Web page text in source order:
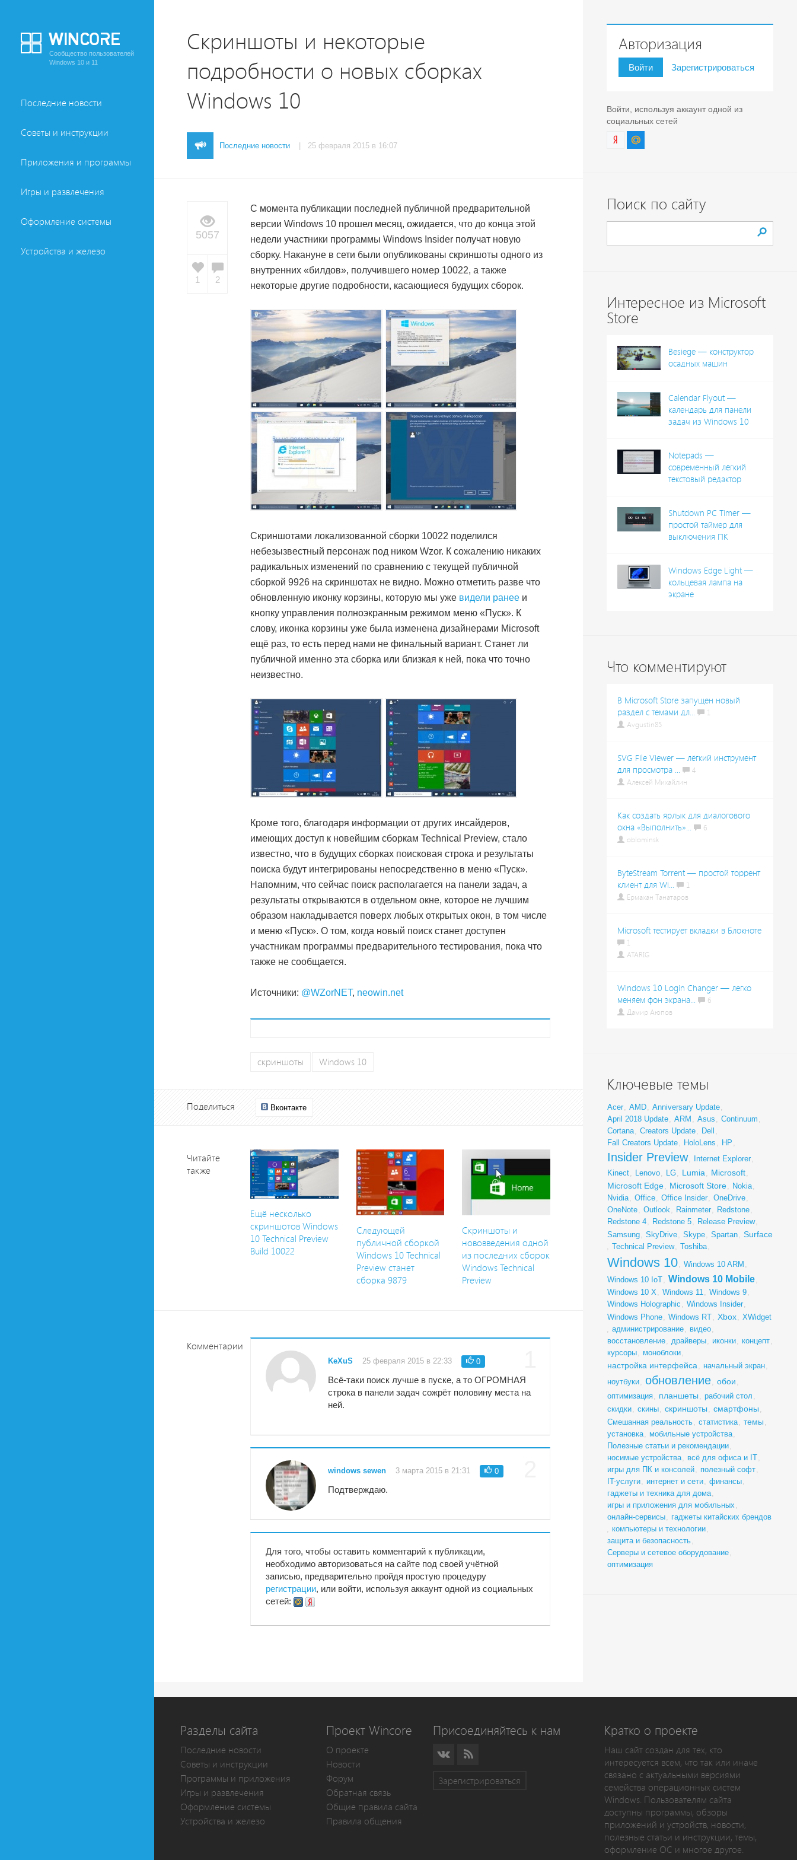
Сообщество пользователей
Windows 10 и 11
Последние новости
Советы и инструкции
Приложения и программы
Игры и развлечения
Оформление системы
Устройства и железо
Скриншоты и некоторые
подробности о новых сборках
Windows 10
Последние новости | 25 февраля 2015 в 16:07
5057
1 2
С момента публикации последней публичной предварительной
версии Windows 10 прошел месяц, ожидается, что до конца этой
недели участники программы Windows Insider получат новую
сборку. Накануне в сети были опубликованы скриншоты одного из
внутренних «билдов», получившего номер 10022, а также
некоторые другие подробности, касающиеся будущих сборок.
Скриншотами локализованной сборки 10022 поделился
небезызвестный персонаж под ником Wzor. К сожалению никаких
радикальных изменений по сравнению с текущей публичной
сборкой 9926 на скриншотах не видно. Можно отметить разве что
обновленную иконку корзины, которую мы уже видели ранее и
кнопку управления полноэкранным режимом меню «Пуск». К
слову, иконка корзины уже была изменена дизайнерами Microsoft
ещё раз, то есть перед нами не финальный вариант. Станет ли
публичной именно эта сборка или близкая к ней, пока что точно
неизвестно.
Кроме того, благодаря информации от других инсайдеров,
имеющих доступ к новейшим сборкам Technical Preview, стало
известно, что в будущих сборках поисковая строка и результаты
поиска будут интегрированы непосредственно в меню «Пуск».
Напомним, что сейчас поиск располагается на панели задач, а
результаты открываются в отдельном окне, которое не лучшим
образом накладывается поверх любых открытых окон, в том числе
и меню «Пуск». О том, когда новый поиск станет доступен
участникам программы предварительного тестирования, пока что
также не сообщается.
Источники: @WZorNET, neowin.net
скриншоты Windows 10
Поделиться Вконтакте
Читайте
также
Ещё несколько
скриншотов Windows
10 Technical Preview
Build 10022
Следующей
публичной сборкой
Windows 10 Technical
Preview станет
сборка 9879
Скриншоты и
нововведения одной
из последних сборок
Windows Technical
Preview
Комментарии
KeXuS 25 февраля 2015 в 22:33 0
Всё-таки поиск лучше в пуске, а то ОГРОМНАЯ
строка в панели задач сожрёт половину места на
ней.
windows sewen 3 марта 2015 в 21:31 0
Подтверждаю.
Для того, чтобы оставить комментарий к публикации,
необходимо авторизоваться на сайте под своей учётной
записью, предварительно пройдя простую процедуру
регистрации, или войти, используя аккаунт одной из социальных
сетей:
Авторизация
Войти Зарегистрироваться
Войти, используя аккаунт одной из
социальных сетей
Поиск по сайту
Интересное из Microsoft
Store
Besiege — конструктор
осадных машин
Calendar Flyout —
календарь для панели
задач из Windows 10
Notepads —
современный лёгкий
текстовый редактор
Shutdown PC Timer —
простой таймер для
выключения ПК
Windows Edge Light —
кольцевая лампа на
экране
Что комментируют
В Microsoft Store запущен новый
раздел с темами дл...
1
Avgustin85
SVG File Viewer — лёгкий инструмент
для просмотра ...
4
Алексей Михайлин
Как создать ярлык для диалогового
окна «Выполнить»...
6
oblominsk
ByteStream Torrent — простой торрент
клиент для Wi...
1
Ермахан Танатаров
Microsoft тестирует вкладки в Блокноте
1
ATARIG
Windows 10 Login Changer — легко
меняем фон экрана...
6
Дамир Аюпов
Ключевые темы
Acer, AMD, Anniversary Update,
April 2018 Update, ARM , Asus , Continuum ,
Cortana, Creators Update, Dell ,
Fall Creators Update, HoloLens , HP ,
Insider Preview, Internet Explorer,
Kinect, Lenovo, LG, Lumia, Microsoft,
Microsoft Edge, Microsoft Store, Nokia,
Nvidia, Office, Office Insider, OneDrive,
OneNote, Outlook, Rainmeter, Redstone,
Redstone 4, Redstone 5, Release Preview,
Samsung, SkyDrive, Skype, Spartan, Surface
, Technical Preview, Toshiba,
Windows 10, Windows 10 ARM ,
Windows 10 IoT, Windows 10 Mobile,
Windows 10 X, Windows 11, Windows 9,
Windows Holographic , Windows Insider,
Windows Phone, Windows RT, Xbox, XWidget
, администрирование, видео,
восстановление, драйверы, иконки, концепт,
курсоры, моноблоки,
настройка интерфейса, начальный экран,
ноутбуки, обновление, обои ,
оптимизация, планшеты , рабочий стол ,
скидки, скины, скриншоты , смартфоны ,
Смешанная реальность, статистика, темы ,
установка, мобильные устройства,
Полезные статьи и рекомендации,
носимые устройства, всё для офиса и IT,
игры для ПК и консолей, полезный софт,
IT-услуги, интернет и сети, финансы,
гаджеты и техника для дома,
игры и приложения для мобильных ,
онлайн-сервисы, гаджеты китайских брендов
, компьютеры и технологии,
защита и безопасность,
Серверы и сетевое оборудование,
оптимизация
Разделы сайта
Последние новости
Советы и инструкции
Программы и приложения
Игры и развлечения
Оформление системы
Устройства и железо
Проект Wincore
О проекте
Новости
Форум
Обратная связь
Общие правила сайта
Правила общения
Присоединяйтесь к нам
Зарегистрироваться
Кратко о проекте
Наш сайт создан для тех, кто
интересуется всем, что так или иначе
связано с актуальными версиями
семейства операционных систем
Windows. Пользователям сайта
доступны программы, обзоры
приложений и устройств, новости,
полезные статьи и инструкции, темы,
оформление ОС и многое другое.